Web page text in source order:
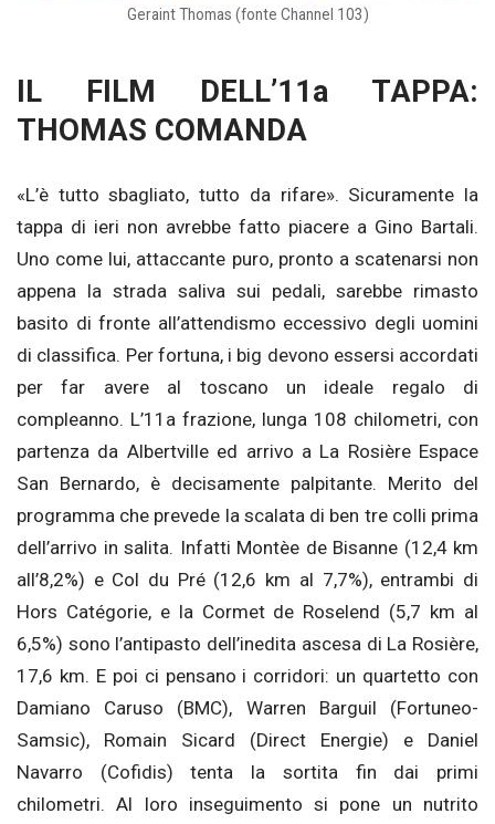
Geraint Thomas (fonte Channel 103)
IL FILM DELL’11a TAPPA:
THOMAS COMANDA
«L’è tutto sbagliato, tutto da rifare». Sicuramente la
tappa di ieri non avrebbe fatto piacere a Gino Bartali.
Uno come lui, attaccante puro, pronto a scatenarsi non
appena la strada saliva sui pedali, sarebbe rimasto
basito di fronte all’attendismo eccessivo degli uomini
di classifica. Per fortuna, i big devono essersi accordati
per far avere al toscano un ideale regalo di
compleanno. L’11a frazione, lunga 108 chilometri, con
partenza da Albertville ed arrivo a La Rosière Espace
San Bernardo, è decisamente palpitante. Merito del
programma che prevede la scalata di ben tre colli prima
dell’arrivo in salita. Infatti Montèe de Bisanne (12,4 km
all’8,2%) e Col du Pré (12,6 km al 7,7%), entrambi di
Hors Catégorie, e la Cormet de Roselend (5,7 km al
6,5%) sono l’antipasto dell’inedita ascesa di La Rosière,
17,6 km. E poi ci pensano i corridori: un quartetto con
Damiano Caruso (BMC), Warren Barguil (Fortuneo-
Samsic), Romain Sicard (Direct Energie) e Daniel
Navarro (Cofidis) tenta la sortita fin dai primi
chilometri. Al loro inseguimento si pone un nutrito